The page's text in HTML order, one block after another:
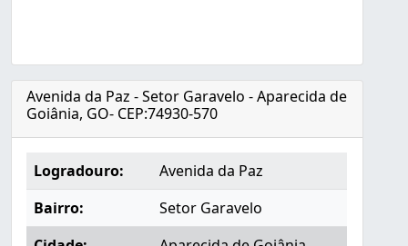
Avenida da Paz - Setor Garavelo - Aparecida de
Goiânia, GO- CEP:74930-570
Logradouro:
Avenida da Paz
Bairro:
Setor Garavelo